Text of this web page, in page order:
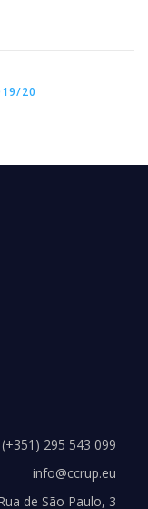
20
(+351) 295 543 099
info@ccrup.eu
de São Paulo, 3